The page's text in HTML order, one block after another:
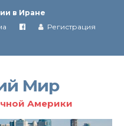
в Иране
Газы
Регистрация
Мир
Америки